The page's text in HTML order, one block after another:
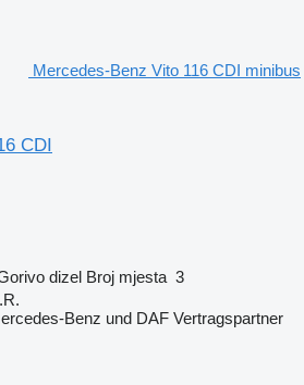
Mercedes-Benz Vito 116 CDI minibus
CDI
dizel Broj mjesta 3
Benz und DAF Vertragspartner